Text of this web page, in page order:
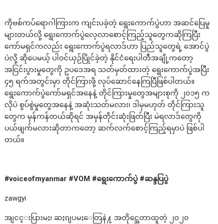
ကိုဗစ်ကပ်ရောဂါကြားက ကျင်းပခဲ့တဲ့ ရွေးကောက်ပွဲဟာ အဆင်ပြေမှု
များတယ်လို့ ရွေးကောက်ပွဲလေ့လာစောင့်ကြည့်သူတွေကဆိုကြပြီး
ကော်မရှင်ကလည်း ရွေးကောက်ပွဲရလာဒ်ဟာ ပြည်သူတွေရဲ့ အောင်ပွဲ
ပဲလို့ ဆိုပေမယ့် ပါဝင်ယှဉ်ပြိုင်ခဲ့တဲ့ နိုင်ငံရေးပါတီအချို့ကတော့
အငြင်းပွားမှုတွေကို ဥပဒေအရ သတ်မှတ်ထားတဲ့ ရွေးကောက်ပွဲအပြီး
၄၅ ရက်အတွင်းမှာ တိုင်ကြားဖို့ လုပ်ဆောင်နေကြပြီဖြစ်ပါတယ်။
ရွေးကောက်ပွဲကော်မရှင်အနေနဲ့ တိုင်ကြားမှုတွေအများစုကို ၂၀၁၅ က
လိုပဲ စွပ်စွဲမှုတွေအနေနဲ့ အဆုံးသတ်မလား၊ ဒါမှမဟုတ် တိုင်ကြားသူ
တွေက မှန်ကန်တယ်ဆိုရင် အမှန်တိုင်းဆုံးဖြတ်ပြီး မဲရလာဒ်တွေကို
ပယ်ဖျက်မလားဆိုတာကတော့ ဆက်လက်စောင့်ကြည့်ရမှာပဲ ဖြစ်ပါ
တယ်။
#voiceofmyanmar #VOM #ရွေးကောက်ပွဲ #ဆန္ဒပြပွဲ
zawgyi
အျငင္းပြားမႈ၊ ဆႏၵျပမႈေတြနဲ႔ အတိုင္အေတာထူတဲ့ ၂၀၂၀